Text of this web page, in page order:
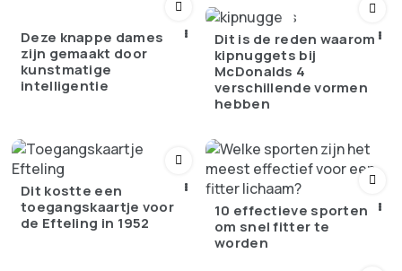
Deze knappe dames
zijn gemaakt door
kunstmatige
intelligentie
Dit is de reden waarom
kipnuggets bij
McDonalds 4
verschillende vormen
hebben
Dit kostte een
toegangskaartje voor
de Efteling in 1952
10 effectieve sporten
om snel fitter te
worden